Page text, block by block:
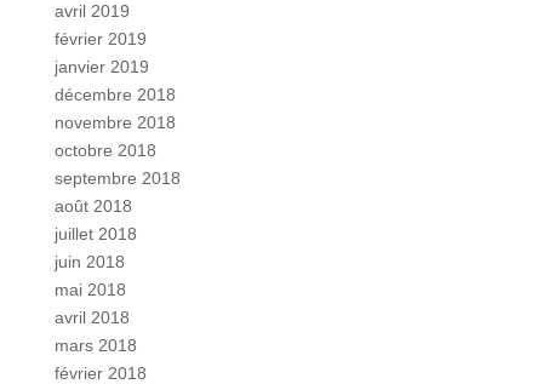
avril 2019
février 2019
janvier 2019
décembre 2018
novembre 2018
octobre 2018
septembre 2018
août 2018
juillet 2018
juin 2018
mai 2018
avril 2018
mars 2018
février 2018